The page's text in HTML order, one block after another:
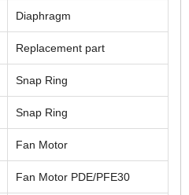
Diaphragm
Replacement part
Snap Ring
Snap Ring
Fan Motor
Fan Motor PDE/PFE30